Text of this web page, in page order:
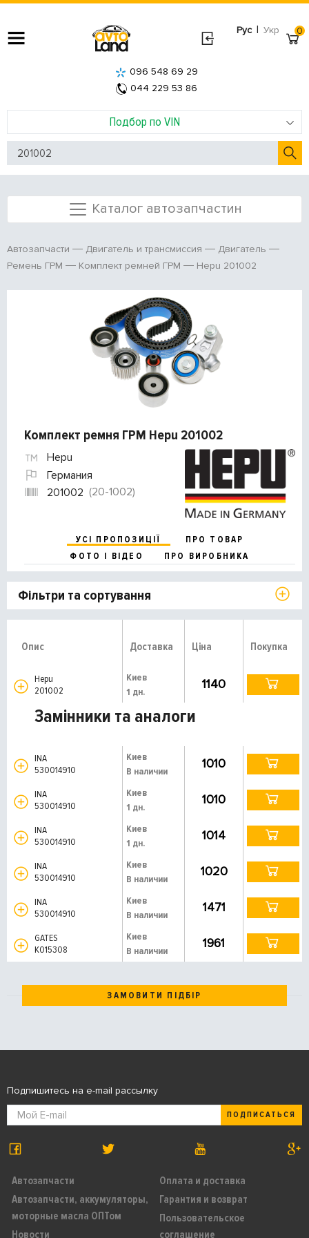
Рус | Укр
Подбор по VIN
096 548 69 29
044 229 53 86
0
Каталог автозапчастин
Автозапчасти Двигатель и трансмиссия
Двигатель
Ремень ГРМ
Комплект ремней ГРМ Hepu 201002
Комплект ремня ГРМ Hepu 201002
Hepu
Германия
201002 (20-1002)
УСІ ПРОПОЗИЦІЇ
ПРО ТОВАР
ФОТО І ВІДЕО
ПРО ВИРОБНИКА
Фільтри та сортування
Опис Доставка Ціна Покупка
Hepu
201002
Киев
1 дн.
1140
Замінники та аналоги
INA
530014910
Киев
В наличии
1010
INA
530014910
Киев
1 дн.
1010
INA
530014910
Киев
1 дн.
1014
INA
530014910
Киев
В наличии
1020
INA
530014910
Киев
В наличии
1471
GATES
K015308
Киев
В наличии
1961
ЗАМОВИТИ ПІДБІР
Автозапчасти
Автозапчасти, аккумуляторы,
моторные масла ОПТом
Новости
Оплата и доставка
Гарантия и возврат
Пользовательское
соглашение
Подпишитесь на e-mail рассылку
ПОДПИСАТЬСЯ